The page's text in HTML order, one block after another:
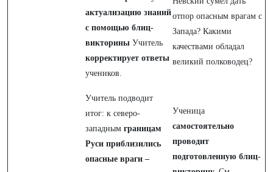
актуализацию знаний
с помощью блиц-
викторины Учитель
корректирует ответы
учеников.
Учитель подводит
итог: к северо-
западным границам
Руси приблизились
опасные враги –
отпор опасным врагам с
Запада? Какими
качествами обладал
великий полководец?
Ученица
самостоятельно
проводит
подготовленную блиц-